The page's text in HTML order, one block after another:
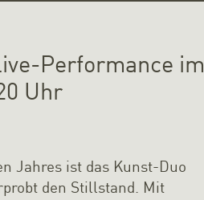
Performance im
Uhr
Jahres ist das Kunst-Duo
den Stillstand. Mit